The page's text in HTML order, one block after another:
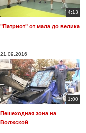
4:13
"Патриот" от мала до велика
21.09.2016
1:00
Пешеходная зона на
Волжской